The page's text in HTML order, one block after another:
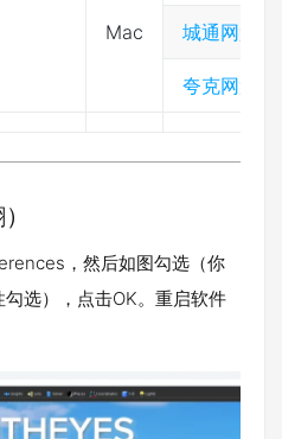
Mac 城通网盘
夸克网盘
，然后如图勾选（你
选），点击OK。重启软件